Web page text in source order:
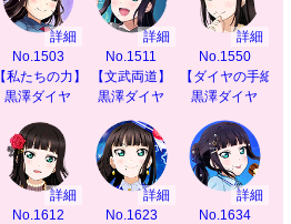
詳細
No.1503
【私たちの力】
黒澤ダイヤ
詳細
No.1511
【文武両道】
黒澤ダイヤ
詳細
No.1550
【ダイヤの手紙指
黒澤ダイヤ
詳細
No.1612
詳細
No.1623
詳細
No.1634